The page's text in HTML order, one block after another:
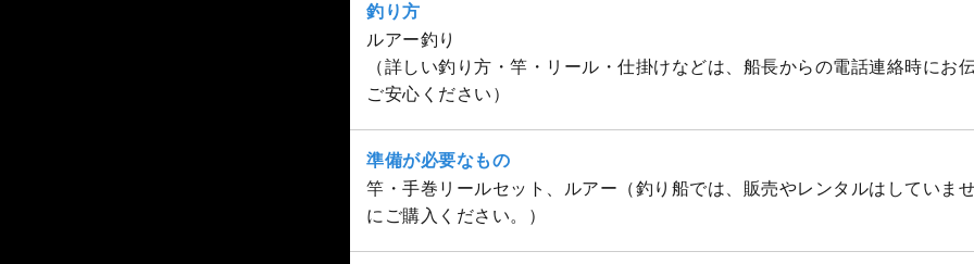
釣り方
ルアー釣り
（詳しい釣り方・竿・リール・仕掛けなどは、船長からの電話連絡時にお
ご安心ください）
準備が必要なもの
竿・手巻リールセット、ルアー（釣り船では、販売やレンタルはしていま
にご購入ください。）